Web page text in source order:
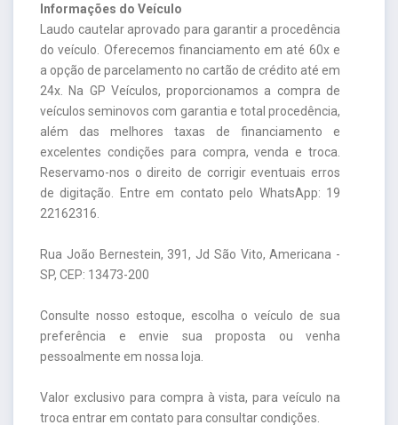
Informações do Veículo
Laudo cautelar aprovado para garantir a procedência
do veículo. Oferecemos financiamento em até 60x e
a opção de parcelamento no cartão de crédito até em
24x. Na GP Veículos, proporcionamos a compra de
veículos seminovos com garantia e total procedência,
além das melhores taxas de financiamento e
excelentes condições para compra, venda e troca.
Reservamo-nos o direito de corrigir eventuais erros
de digitação. Entre em contato pelo WhatsApp: 19
22162316.
Rua João Bernestein, 391, Jd São Vito, Americana -
SP, CEP: 13473-200
Consulte nosso estoque, escolha o veículo de sua
preferência e envie sua proposta ou venha
pessoalmente em nossa loja.
Valor exclusivo para compra à vista, para veículo na
troca entrar em contato para consultar condições.